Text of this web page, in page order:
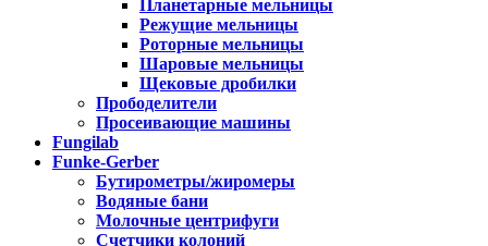
Планетарные мельницы
Режущие мельницы
Роторные мельницы
Шаровые мельницы
Щековые дробилки
Прободелители
Просеивающие машины
Fungilab
Funke-Gerber
Бутирометры/жиромеры
Водяные бани
Молочные центрифуги
Счетчики колоний